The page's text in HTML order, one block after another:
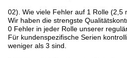
02). Wie viele Fehler auf 1 Rolle (2,5
Wir haben die strengste
0 Fehler in jeder Rolle unserer
Für kundenspezifische Serien
weniger als 3 sind.